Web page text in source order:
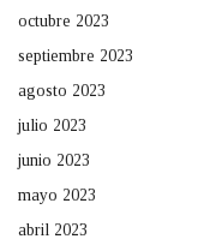
octubre 2023
septiembre 2023
agosto 2023
julio 2023
junio 2023
mayo 2023
abril 2023